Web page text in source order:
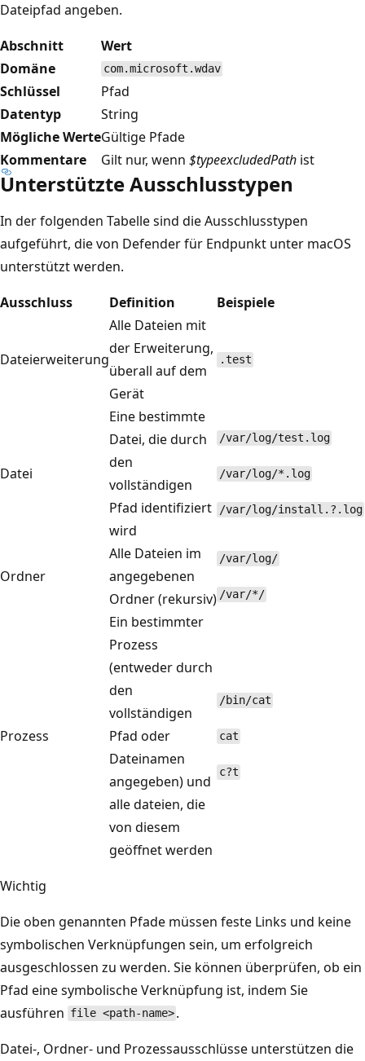
Dateipfad angeben.
Abschnitt
Wert
Domäne
com.microsoft.wdav
Schlüssel
Pfad
Datentyp
String
Mögliche WerteGültige Pfade
Kommentare
Gilt nur, wenn $typeexcludedPath ist
Unterstützte Ausschlusstypen
In der folgenden Tabelle sind die Ausschlusstypen
aufgeführt, die von Defender für Endpunkt unter macOS
unterstützt werden.
Ausschluss
Definition Beispiele
Dateierweiterung
Alle Dateien mit
der Erweiterung,
überall auf dem
Gerät
.test
Datei
Eine bestimmte
Datei, die durch
den
vollständigen
Pfad identifiziert
wird
/var/log/test.log
/var/log/*.log
/var/log/install.?.log
Ordner
Alle Dateien im
angegebenen
Ordner (rekursiv)
/var/log/
/var/*/
Prozess
Ein bestimmter
Prozess
(entweder durch
den
vollständigen
Pfad oder
Dateinamen
angegeben) und
alle dateien, die
von diesem
geöffnet werden
/bin/cat
cat
c?t
Wichtig
Die oben genannten Pfade müssen feste Links und keine
symbolischen Verknüpfungen sein, um erfolgreich
ausgeschlossen zu werden. Sie können überprüfen, ob ein
Pfad eine symbolische Verknüpfung ist, indem Sie
ausführen file <path-name> .
Datei-, Ordner- und Prozessausschlüsse unterstützen die